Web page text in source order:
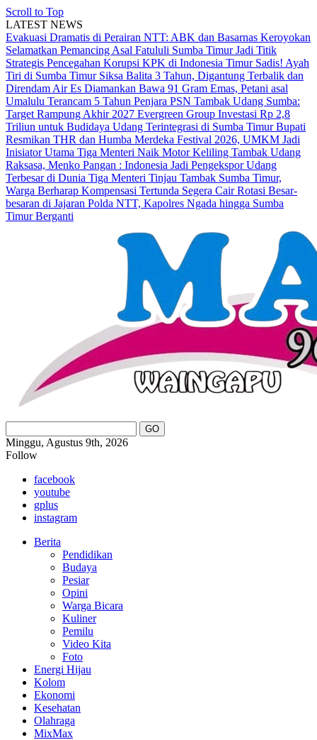
Scroll to Top
LATEST NEWS
Evakuasi Dramatis di Perairan NTT: ABK dan Basarnas Keroyokan
Selamatkan Pemancing Asal Fatululi Sumba Timur Jadi Titik
Strategis Pencegahan Korupsi KPK di Indonesia Timur Sadis! Ayah
Tiri di Sumba Timur Siksa Balita 3 Tahun, Digantung Terbalik dan
Direndam Air Es Diamankan Bawa 91 Gram Emas, Petani asal
Umalulu Terancam 5 Tahun Penjara PSN Tambak Udang Sumba:
Target Rampung Akhir 2027 Evergreen Group Investasi Rp 2,8
Triliun untuk Budidaya Udang Terintegrasi di Sumba TimurBupati
Resmikan THR dan Humba Merdeka Festival 2026, UMKM Jadi
Inisiator Utama Tiga Menteri Naik Motor Keliling Tambak Udang
Raksasa, Menko Pangan : Indonesia Jadi Pengekspor Udang
Terbesar di Dunia Tiga Menteri Tinjau Tambak Sumba Timur,
Warga Berharap Kompensasi Tertunda Segera CairRotasi Besar-
besaran di Jajaran Polda NTT, Kapolres Ngada hingga Sumba
Timur Berganti
Minggu, Agustus 9th, 2026
Follow
facebook
youtube
gplus
instagram
Berita
Pendidikan
Budaya
Pesiar
Opini
Warga Bicara
Kuliner
Pemilu
Video Kita
Foto
Energi Hijau
Kolom
Ekonomi
Kesehatan
Olahraga
MixMax